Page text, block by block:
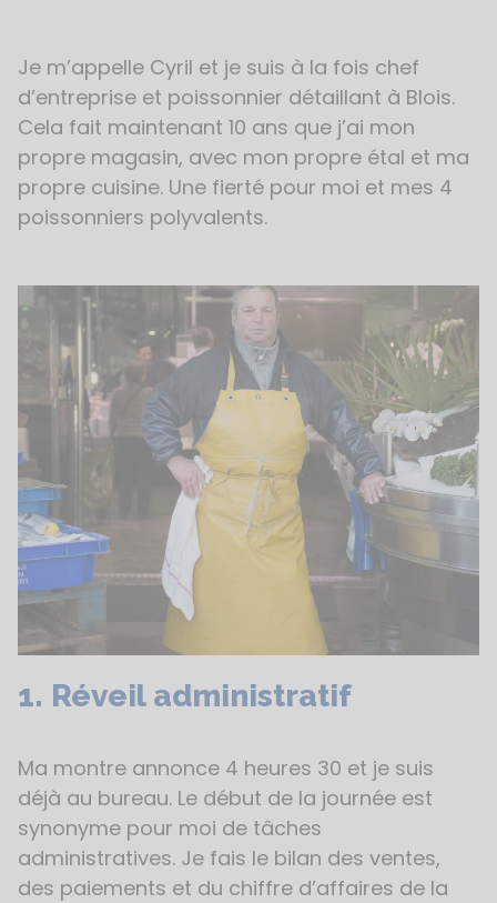
Je m’appelle Cyril et je suis à la fois chef
d’entreprise et poissonnier détaillant à Blois.
Cela fait maintenant 10 ans que j’ai mon
propre magasin, avec mon propre étal et ma
propre cuisine. Une fierté pour moi et mes 4
poissonniers polyvalents.
1. Réveil administratif
Ma montre annonce 4 heures 30 et je suis
déjà au bureau. Le début de la journée est
synonyme pour moi de tâches
administratives. Je fais le bilan des ventes,
des paiements et du chiffre d’affaires de la